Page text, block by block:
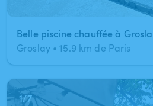
Groslay • 15.9 km de Paris
1/7